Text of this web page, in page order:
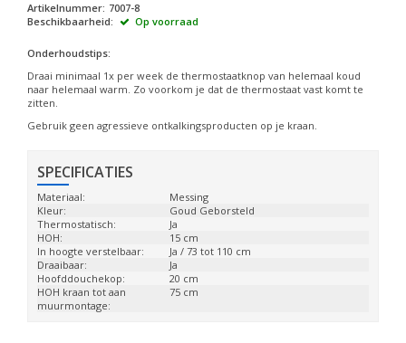
Artikelnummer: 7007-8
Beschikbaarheid:
Op voorraad
Onderhoudstips:
Draai minimaal 1x per week de thermostaatknop van helemaal koud
naar helemaal warm. Zo voorkom je dat de thermostaat vast komt te
zitten.
Gebruik geen agressieve ontkalkingsproducten op je kraan.
SPECIFICATIES
Materiaal:
Messing
Kleur:
Goud Geborsteld
Thermostatisch:
Ja
HOH:
15 cm
In hoogte verstelbaar:
Ja / 73 tot 110 cm
Draaibaar:
Ja
Hoofddouchekop:
20 cm
HOH kraan tot aan
muurmontage:
75 cm